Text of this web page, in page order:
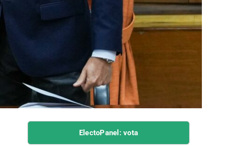
ElectoPanel: vota